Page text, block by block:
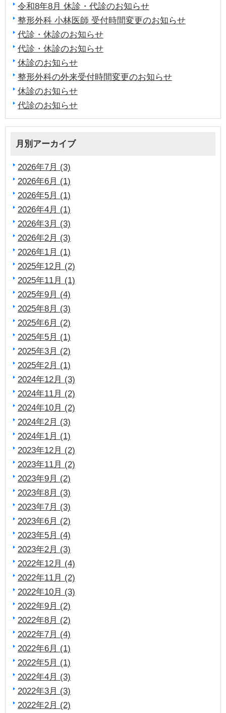
令和8年8月 休診・代診のお知らせ
整形外科 小林医師 受付時間変更のお知らせ
代診・休診のお知らせ
代診・休診のお知らせ
休診のお知らせ
整形外科の外来受付時間変更のお知らせ
休診のお知らせ
代診のお知らせ
月別アーカイブ
2026年7月 (3)
2026年6月 (1)
2026年5月 (1)
2026年4月 (1)
2026年3月 (3)
2026年2月 (3)
2026年1月 (1)
2025年12月 (2)
2025年11月 (1)
2025年9月 (4)
2025年8月 (3)
2025年6月 (2)
2025年5月 (1)
2025年3月 (2)
2025年2月 (1)
2024年12月 (3)
2024年11月 (2)
2024年10月 (2)
2024年2月 (3)
2024年1月 (1)
2023年12月 (2)
2023年11月 (2)
2023年9月 (2)
2023年8月 (3)
2023年7月 (3)
2023年6月 (2)
2023年5月 (4)
2023年2月 (3)
2022年12月 (4)
2022年11月 (2)
2022年10月 (3)
2022年9月 (2)
2022年8月 (2)
2022年7月 (4)
2022年6月 (1)
2022年5月 (1)
2022年4月 (3)
2022年3月 (3)
2022年2月 (2)